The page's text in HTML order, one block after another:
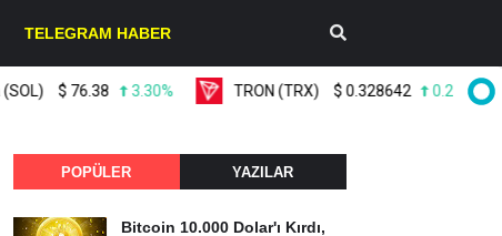
TELEGRAM HABER
$76.38 3.30% TRON (TRX) $0.328642 0.20%
POPÜLER YAZILAR
Bitcoin 10.000 Dolar'ı Kırdı,